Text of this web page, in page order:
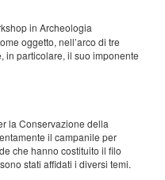
in Archeologia
oggetto, nell’arco di tre
in particolare, il suo imponente
la Conservazione della
il campanile per
che hanno costituito il filo
stati affidati i diversi temi.